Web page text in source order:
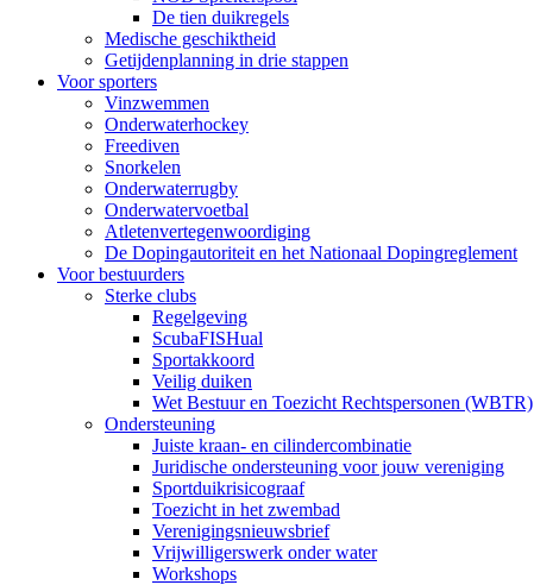
De tien duikregels
Medische geschiktheid
Getijdenplanning in drie stappen
Voor sporters
Vinzwemmen
Onderwaterhockey
Freediven
Snorkelen
Onderwaterrugby
Onderwatervoetbal
Atletenvertegenwoordiging
De Dopingautoriteit en het Nationaal Dopingreglement
Voor bestuurders
Sterke clubs
Regelgeving
ScubaFISHual
Sportakkoord
Veilig duiken
Wet Bestuur en Toezicht Rechtspersonen (WBTR)
Ondersteuning
Juiste kraan- en cilindercombinatie
Juridische ondersteuning voor jouw vereniging
Sportduikrisicograaf
Toezicht in het zwembad
Verenigingsnieuwsbrief
Vrijwilligerswerk onder water
Workshops